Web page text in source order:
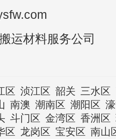
运材料服务公司
区 浈江区 韶关 三水区
南澳 潮南区 潮阳区
斗门区 金湾区 香洲区
区 龙岗区 宝安区 南山